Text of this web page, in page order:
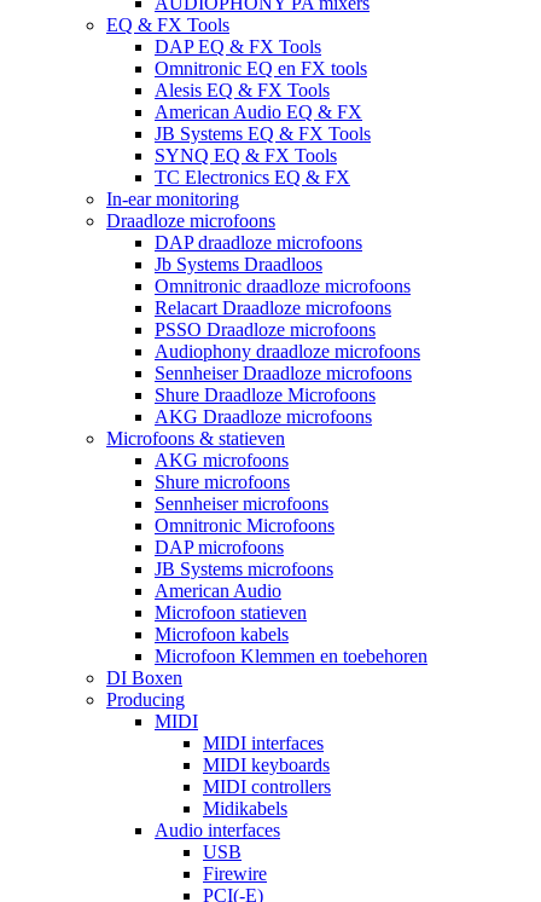
EQ & FX Tools
DAP EQ & FX Tools
Omnitronic EQ en FX tools
Alesis EQ & FX Tools
American Audio EQ & FX
JB Systems EQ & FX Tools
SYNQ EQ & FX Tools
TC Electronics EQ & FX
In-ear monitoring
Draadloze microfoons
DAP draadloze microfoons
Jb Systems Draadloos
Omnitronic draadloze microfoons
Relacart Draadloze microfoons
PSSO Draadloze microfoons
Audiophony draadloze microfoons
Sennheiser Draadloze microfoons
Shure Draadloze Microfoons
AKG Draadloze microfoons
Microfoons & statieven
AKG microfoons
Shure microfoons
Sennheiser microfoons
Omnitronic Microfoons
DAP microfoons
JB Systems microfoons
American Audio
Microfoon statieven
Microfoon kabels
Microfoon Klemmen en toebehoren
DI Boxen
Producing
MIDI
MIDI interfaces
MIDI keyboards
MIDI controllers
Midikabels
Audio interfaces
USB
Firewire
PCI(-E)